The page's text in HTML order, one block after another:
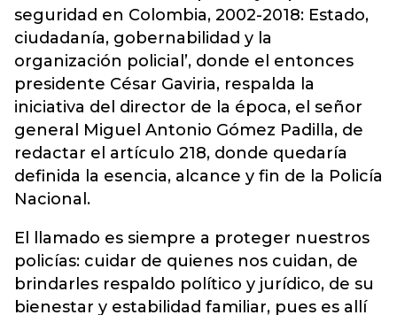
seguridad en Colombia, 2002-2018: Estado,
ciudadanía, gobernabilidad y la
organización policial’, donde el entonces
presidente César Gaviria, respalda la
iniciativa del director de la época, el señor
general Miguel Antonio Gómez Padilla, de
redactar el artículo 218, donde quedaría
definida la esencia, alcance y fin de la Policía
Nacional.
El llamado es siempre a proteger nuestros
policías: cuidar de quienes nos cuidan, de
brindarles respaldo político y jurídico, de su
bienestar y estabilidad familiar, pues es allí